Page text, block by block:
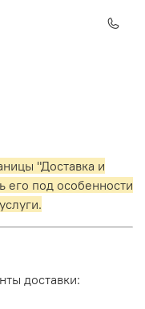
"Доставка и
его под особенности
доставки: